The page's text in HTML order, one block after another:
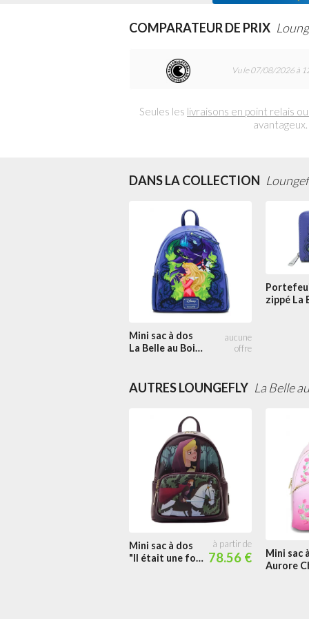
COMPARATEUR DE PRIX
Vu le 07/08/2026 à
Seules les livraisons en point relais
DANS LA COLLECTION
Mini sac à dos
La Belle au Bois
zippé La
AUTRES LOUNGEFLY La Belle
Mini sac à dos
"Il était une fois 78.56 €
Mini sac
Aurore